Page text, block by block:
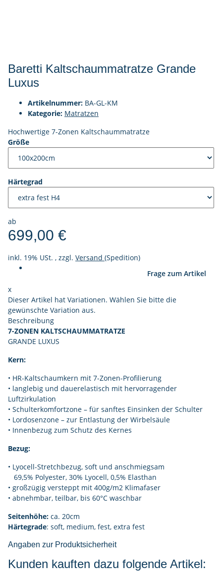
Baretti Kaltschaummatratze Grande
Luxus
Artikelnummer: BA-GL-KM
Kategorie: Matratzen
Hochwertige 7-Zonen Kaltschaummatratze
Größe
Härtegrad
ab
699,00 €
inkl. 19% USt. , zzgl. Versand (Spedition)
Frage zum Artikel
x
Dieser Artikel hat Variationen. Wählen Sie bitte die
gewünschte Variation aus.
Beschreibung
7-ZONEN KALTSCHAUMMATRATZE
GRANDE LUXUS
Kern:
• HR-Kaltschaumkern mit 7-Zonen-Profilierung
• langlebig und dauerelastisch mit hervorragender
Luftzirkulation
• Schulterkomfortzone – für sanftes Einsinken der Schulter
• Lordosenzone – zur Entlastung der Wirbelsäule
• Innenbezug zum Schutz des Kernes
Bezug:
• Lyocell-Stretchbezug, soft und anschmiegsam
69,5% Polyester, 30% Lyocell, 0,5% Elasthan
• großzügig versteppt mit 400g/m2 Klimafaser
• abnehmbar, teilbar, bis 60°C waschbar
Seitenhöhe: ca. 20cm
Härtegrade: soft, medium, fest, extra fest
Angaben zur Produktsicherheit
Kunden kauften dazu folgende Artikel: